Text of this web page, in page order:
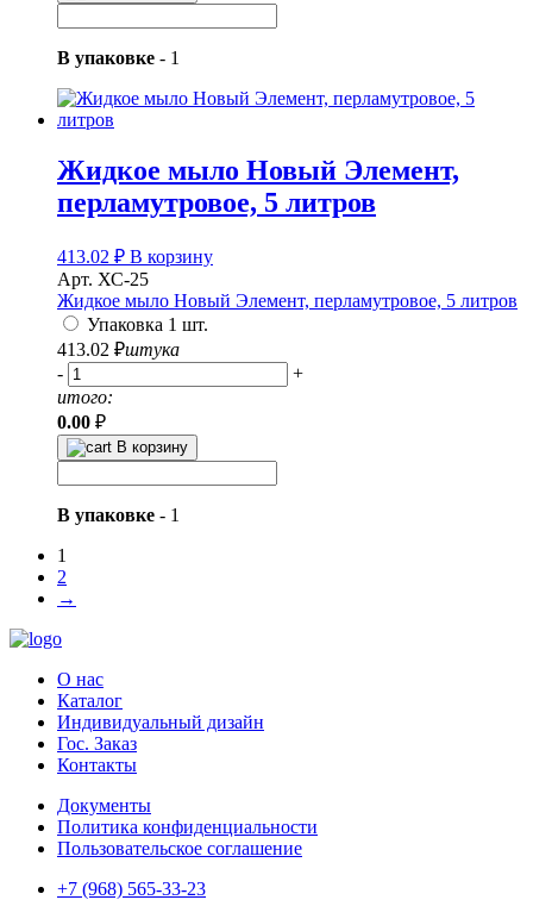
В упаковке - 1
Жидкое мыло Новый Элемент,
перламутровое, 5 литров
413.02 ₽ В корзину
Арт. ХС-25
Жидкое мыло Новый Элемент, перламутровое, 5 литров
Упаковка 1 шт.
413.02 ₽штука
-
+
итого:
0.00 ₽
В корзину
В упаковке - 1
1
2
→
О нас
Каталог
Индивидуальный дизайн
Гос. Заказ
Контакты
Документы
Политика конфиденциальности
Пользовательское соглашение
+7 (968) 565-33-23